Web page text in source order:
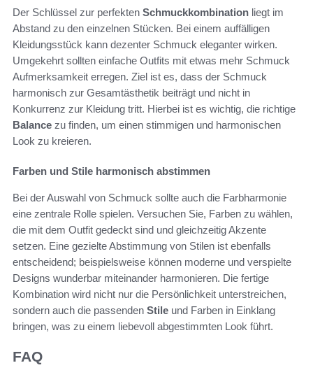
Der Schlüssel zur perfekten Schmuckkombination liegt im
Abstand zu den einzelnen Stücken. Bei einem auffälligen
Kleidungsstück kann dezenter Schmuck eleganter wirken.
Umgekehrt sollten einfache Outfits mit etwas mehr Schmuck
Aufmerksamkeit erregen. Ziel ist es, dass der Schmuck
harmonisch zur Gesamtästhetik beiträgt und nicht in
Konkurrenz zur Kleidung tritt. Hierbei ist es wichtig, die richtige
Balance zu finden, um einen stimmigen und harmonischen
Look zu kreieren.
Farben und Stile harmonisch abstimmen
Bei der Auswahl von Schmuck sollte auch die Farbharmonie
eine zentrale Rolle spielen. Versuchen Sie, Farben zu wählen,
die mit dem Outfit gedeckt sind und gleichzeitig Akzente
setzen. Eine gezielte Abstimmung von Stilen ist ebenfalls
entscheidend; beispielsweise können moderne und verspielte
Designs wunderbar miteinander harmonieren. Die fertige
Kombination wird nicht nur die Persönlichkeit unterstreichen,
sondern auch die passenden Stile und Farben in Einklang
bringen, was zu einem liebevoll abgestimmten Look führt.
FAQ